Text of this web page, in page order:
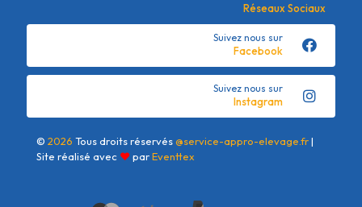
Réseaux Sociaux
Facebook
Suivez nous sur
Instagram
Suivez nous sur
© 2026 Tous droits réservés@service-appro-elevage.fr|
Site réalisé avec ❤parEventtex